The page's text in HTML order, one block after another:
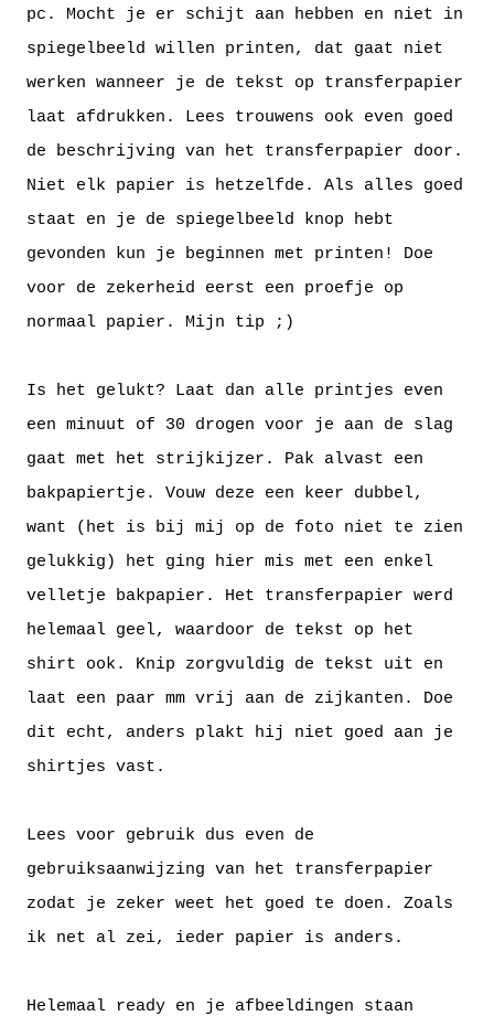
pc. Mocht je er schijt aan hebben en niet in
spiegelbeeld willen printen, dat gaat niet
werken wanneer je de tekst op transferpapier
laat afdrukken. Lees trouwens ook even goed
de beschrijving van het transferpapier door.
Niet elk papier is hetzelfde. Als alles goed
staat en je de spiegelbeeld knop hebt
gevonden kun je beginnen met printen! Doe
voor de zekerheid eerst een proefje op
normaal papier. Mijn tip ;)
Is het gelukt? Laat dan alle printjes even
een minuut of 30 drogen voor je aan de slag
gaat met het strijkijzer. Pak alvast een
bakpapiertje. Vouw deze een keer dubbel,
want (het is bij mij op de foto niet te zien
gelukkig) het ging hier mis met een enkel
velletje bakpapier. Het transferpapier werd
helemaal geel, waardoor de tekst op het
shirt ook. Knip zorgvuldig de tekst uit en
laat een paar mm vrij aan de zijkanten. Doe
dit echt, anders plakt hij niet goed aan je
shirtjes vast.
Lees voor gebruik dus even de
gebruiksaanwijzing van het transferpapier
zodat je zeker weet het goed te doen. Zoals
ik net al zei, ieder papier is anders.
Helemaal ready en je afbeeldingen staan